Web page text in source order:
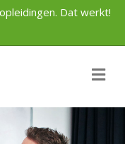
Dat werkt!